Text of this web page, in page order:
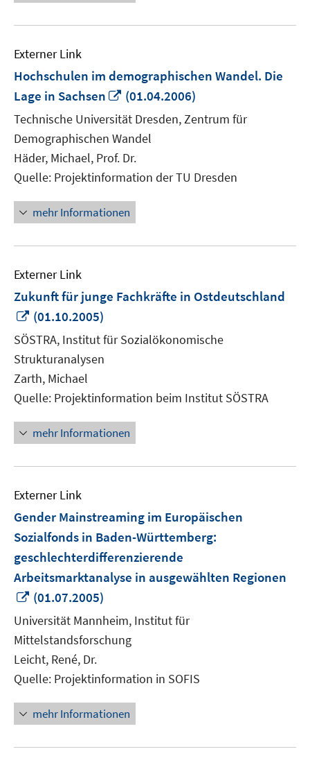
Externer Link
Hochschulen im demographischen Wandel. Die
Lage in Sachsen
In
Fenster
öffnen
(01.04.2006)
Technische Universität Dresden, Zentrum für
Demographischen Wandel
Häder, Michael, Prof. Dr.
Quelle: Projektinformation der TU Dresden
mehr Informationen
Externer Link
Zukunft für junge Fachkräfte in Ostdeutschland
In
Fenster
öffnen
(01.10.2005)
SÖSTRA, Institut für Sozialökonomische
Strukturanalysen
Zarth, Michael
Quelle: Projektinformation beim Institut SÖSTRA
mehr Informationen
Externer Link
Gender Mainstreaming im Europäischen
Sozialfonds in Baden-Württemberg:
geschlechterdifferenzierende
Arbeitsmarktanalyse in ausgewählten Regionen
In
neuem
Fenster
öffnen
(01.07.2005)
Universität Mannheim, Institut für
Mittelstandsforschung
Leicht, René, Dr.
Quelle: Projektinformation in SOFIS
mehr Informationen